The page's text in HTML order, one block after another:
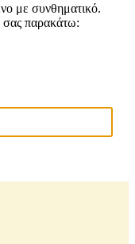
με συνθηματικό.
σας παρακάτω: